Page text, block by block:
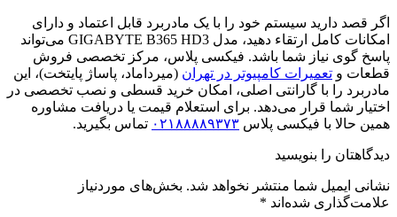
اگر قصد دارید سیستم خود را با یک مادربرد قابل اعتماد و دارای
امکانات کامل ارتقاء دهید، مدل GIGABYTE B365 HD3 می‌تواند
پاسخ‌ گوی نیاز شما باشد. فیکسی پلاس، مرکز تخصصی فروش
قطعات و تعمیرات کامپیوتر در تهران (میرداماد، پاساژ پایتخت)، این
مادربرد را با گارانتی اصلی، امکان خرید قسطی و نصب تخصصی در
اختیار شما قرار می‌دهد. برای استعلام قیمت یا دریافت مشاوره
همین حالا با فیکسی پلاس ۰۲۱۸۸۸۸۹۳۷۳ تماس بگیرید.
دیدگاهتان را بنویسید
نشانی ایمیل شما منتشر نخواهد شد. بخش‌های موردنیاز
علامت‌گذاری شده‌اند *